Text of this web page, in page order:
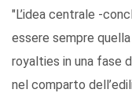
"L’idea centrale -
essere sempre
royalties in una fase
nel comparto